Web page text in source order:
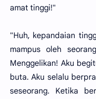
amat tinggi!"
"Huh, kepandaian
mampus oleh
Menggelikan! Aku
buta. Aku selalu
seseorang. Ketika